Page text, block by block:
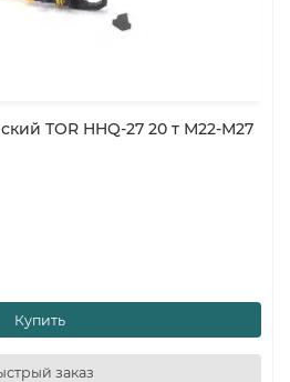
TOR HHQ-27 20 т М22-М27
Купить
заказ